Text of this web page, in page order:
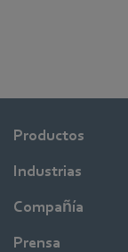
Productos
Industrias
Compañía
Prensa